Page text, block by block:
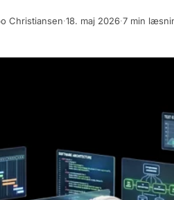
Christiansen·18. maj 2026·7 min